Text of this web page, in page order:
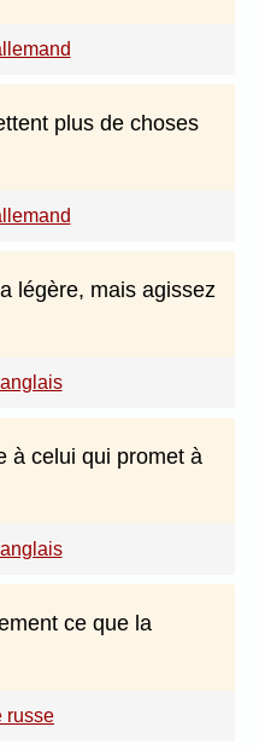
plus de choses
légère, mais agissez
à celui qui promet à
ce que la
russe